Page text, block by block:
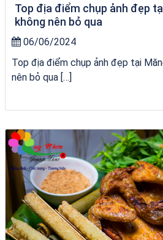
Top địa điểm chụp ảnh đẹp
không nên bỏ qua
06/06/2024
Top địa điểm chụp ảnh đẹp tại
nên bỏ qua […]
chèo SUP tại Quy Nhơn